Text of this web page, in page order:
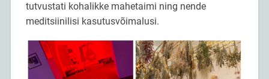
tutvustati kohalikke mahetaimi ning nende
meditsiinilisi kasutusvõimalusi.